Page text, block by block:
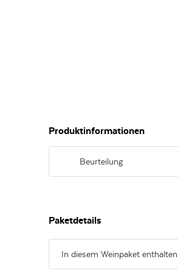
Produktinformationen
Beurteilung
Paketdetails
In diesem Weinpaket enthalten